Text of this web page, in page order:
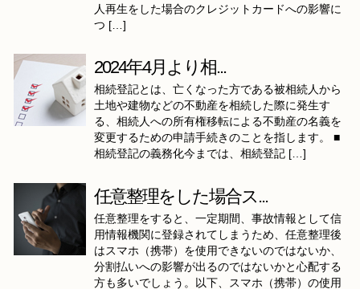
人再生をした場合のクレジットカードへの影響に
つ […]
2024年4月より相...
相続登記とは、亡くなった方である被相続人から
土地や建物などの不動産を相続した際に発生す
る、相続人への所有権移転による不動産の名義を
変更するための申請手続きのことを指します。 ■
相続登記の義務化今までは、相続登記 […]
任意整理をした場合ス...
任意整理をすると、一定期間、事故情報として信
用情報機関に登録されてしまうため、任意整理後
はスマホ（携帯）を使用できないのではないか、
分割払いへの影響が出るのではないかと心配する
方も多いでしょう。以下、スマホ（携帯）の使用